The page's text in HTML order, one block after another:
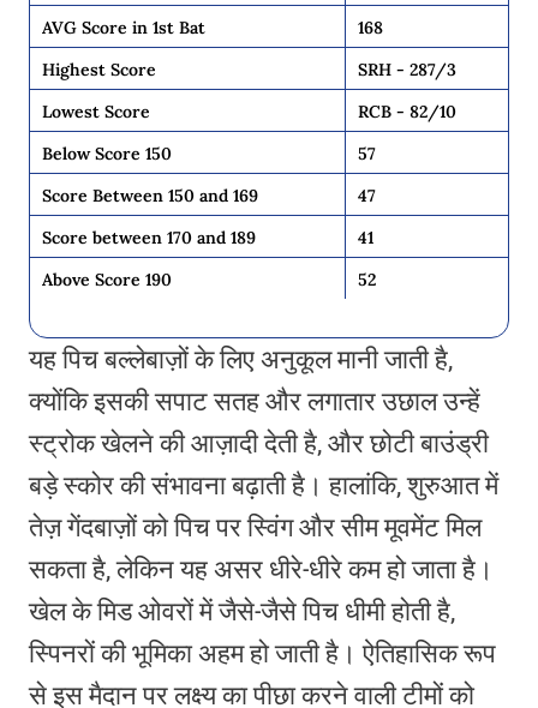
AVG Score in 1st Bat
168
Highest Score
SRH - 287/3
Lowest Score
RCB - 82/10
Below Score 150
57
Score Between 150 and 169
47
Score between 170 and 189
41
Above Score 190
52
यह पिच बल्लेबाज़ों के लिए अनुकूल मानी जाती है,
क्योंकि इसकी सपाट सतह और लगातार उछाल उन्हें
स्ट्रोक खेलने की आज़ादी देती है, और छोटी बाउंड्री
बड़े स्कोर की संभावना बढ़ाती है। हालांकि, शुरुआत में
तेज़ गेंदबाज़ों को पिच पर स्विंग और सीम मूवमेंट मिल
सकता है, लेकिन यह असर धीरे-धीरे कम हो जाता है।
खेल के मिड ओवरों में जैसे-जैसे पिच धीमी होती है,
स्पिनरों की भूमिका अहम हो जाती है। ऐतिहासिक रूप
से इस मैदान पर लक्ष्य का पीछा करने वाली टीमों को